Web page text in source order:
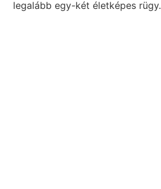
legalább egy-két életképes rügy.